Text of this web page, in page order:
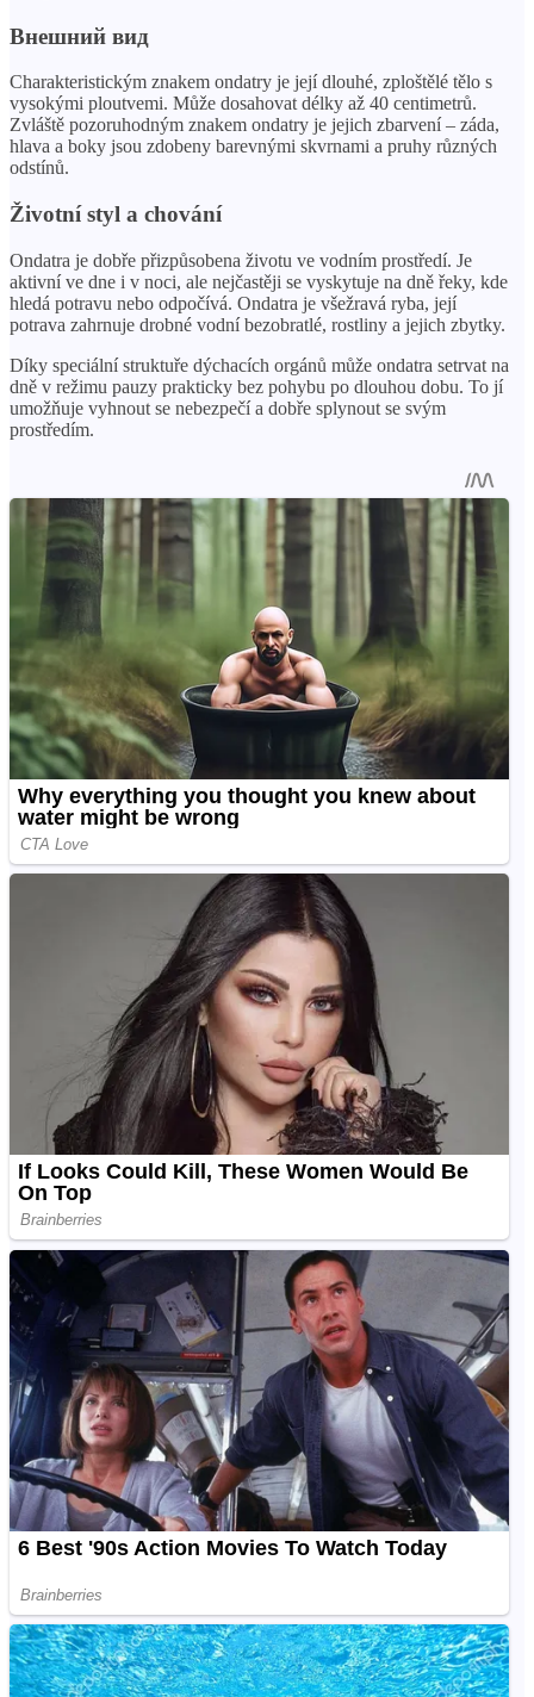
Внешний вид
Charakteristickým znakem ondatry je její dlouhé, zploštělé tělo s
vysokými ploutvemi. Může dosahovat délky až 40 centimetrů.
Zvláště pozoruhodným znakem ondatry je jejich zbarvení – záda,
hlava a boky jsou zdobeny barevnými skvrnami a pruhy různých
odstínů.
Životní styl a chování
Ondatra je dobře přizpůsobena životu ve vodním prostředí. Je
aktivní ve dne i v noci, ale nejčastěji se vyskytuje na dně řeky, kde
hledá potravu nebo odpočívá. Ondatra je všežravá ryba, její
potrava zahrnuje drobné vodní bezobratlé, rostliny a jejich zbytky.
Díky speciální struktuře dýchacích orgánů může ondatra setrvat na
dně v režimu pauzy prakticky bez pohybu po dlouhou dobu. To jí
umožňuje vyhnout se nebezpečí a dobře splynout se svým
prostředím.